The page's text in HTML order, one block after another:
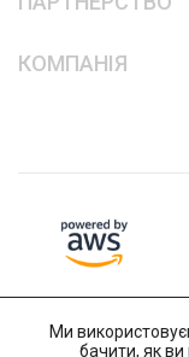
КОМПАНІЯ
Ми
бачити, як